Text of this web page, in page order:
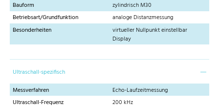
Bauform
zylindrisch M30
Betriebsart/Grundfunktion
analoge Distanzmessung
Besonderheiten
virtueller Nullpunkt einstellbar
Display
Ultraschall-spezifisch
Messverfahren
Echo-Laufzeitmessung
Ultraschall-Frequenz
200 kHz